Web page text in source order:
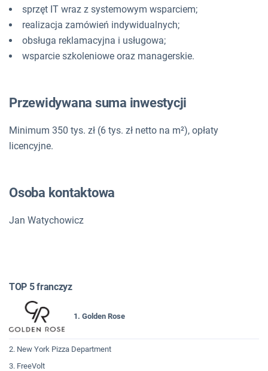
sprzęt IT wraz z systemowym wsparciem;
realizacja zamówień indywidualnych;
obsługa reklamacyjna i usługowa;
wsparcie szkoleniowe oraz managerskie.
Przewidywana suma inwestycji
Minimum 350 tys. zł (6 tys. zł netto na m²), opłaty
licencyjne.
Osoba kontaktowa
Jan Watychowicz
TOP 5 franczyz
1. Golden Rose
2. New York Pizza Department
3. FreeVolt